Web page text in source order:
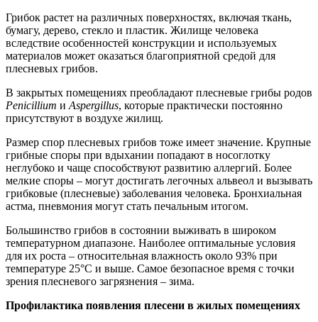
Грибок растет на различных поверхностях, включая ткань,
бумагу, дерево, стекло и пластик. Жилище человека
вследствие особенностей конструкции и используемых
материалов может оказаться благоприятной средой для
плесневых грибов.
В закрытых помещениях преобладают плесневые грибы родов
Penicillium и Aspergillus, которые практически постоянно
присутствуют в воздухе жилищ.
Размер спор плесневых грибов тоже имеет значение. Крупные
грибные споры при вдыхании попадают в носоглотку
неглубоко и чаще способствуют развитию аллергий. Более
мелкие споры – могут достигать легочных альвеол и вызывать
грибковые (плесневые) заболевания человека. Бронхиальная
астма, пневмония могут стать печальным итогом.
Большинство грибов в состоянии выживать в широком
температурном диапазоне. Наиболее оптимальные условия
для их роста – относительная влажность около 93% при
температуре 25°C и выше. Самое безопасное время с точки
зрения плесневого загрязнения – зима.
Профилактика появления плесени в жилых помещениях